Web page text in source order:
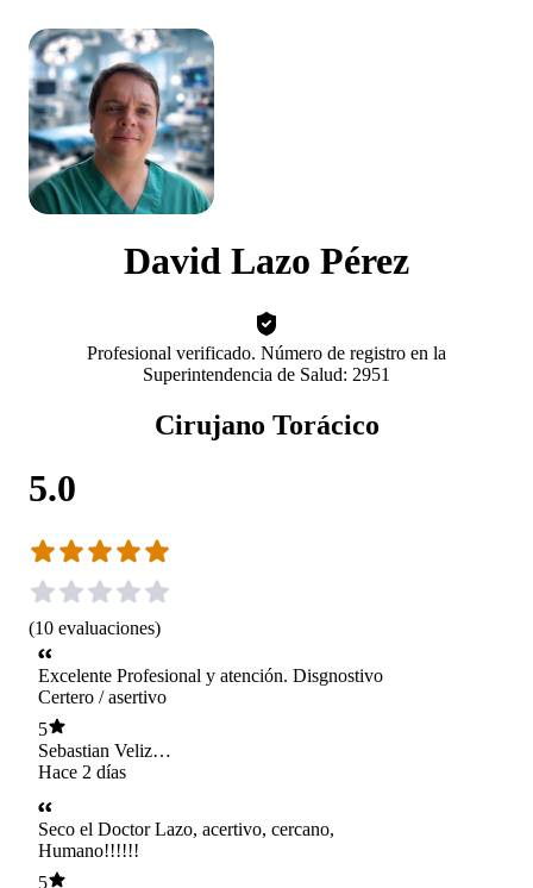
David Lazo Pérez
Profesional verificado. Número de registro en la
Superintendencia de Salud: 2951
Cirujano Torácico
5.0
(10 evaluaciones)
Excelente Profesional y atención. Disgnostivo
Certero / asertivo
5
Sebastian Veliz
Pacheco
Hace 2 días
Seco el Doctor Lazo, acertivo, cercano,
Humano!!!!!!
5